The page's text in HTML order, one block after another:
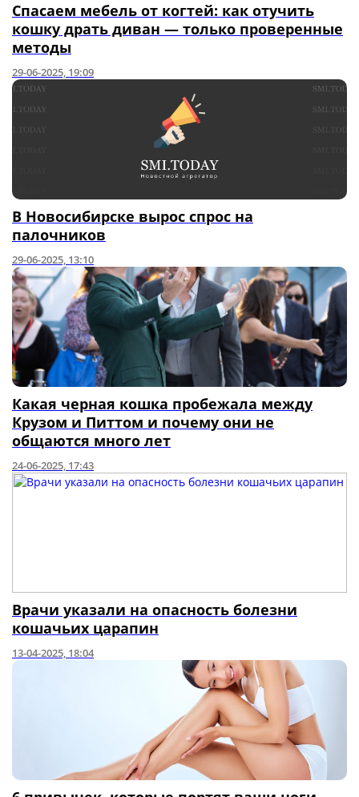
Спасаем мебель от когтей: как отучить
кошку драть диван — только проверенные
методы
29-06-2025, 19:09
В Новосибирске вырос спрос на
палочников
29-06-2025, 13:10
Какая черная кошка пробежала между
Крузом и Питтом и почему они не
общаются много лет
24-06-2025, 17:43
Врачи указали на опасность болезни
кошачьих царапин
13-04-2025, 18:04